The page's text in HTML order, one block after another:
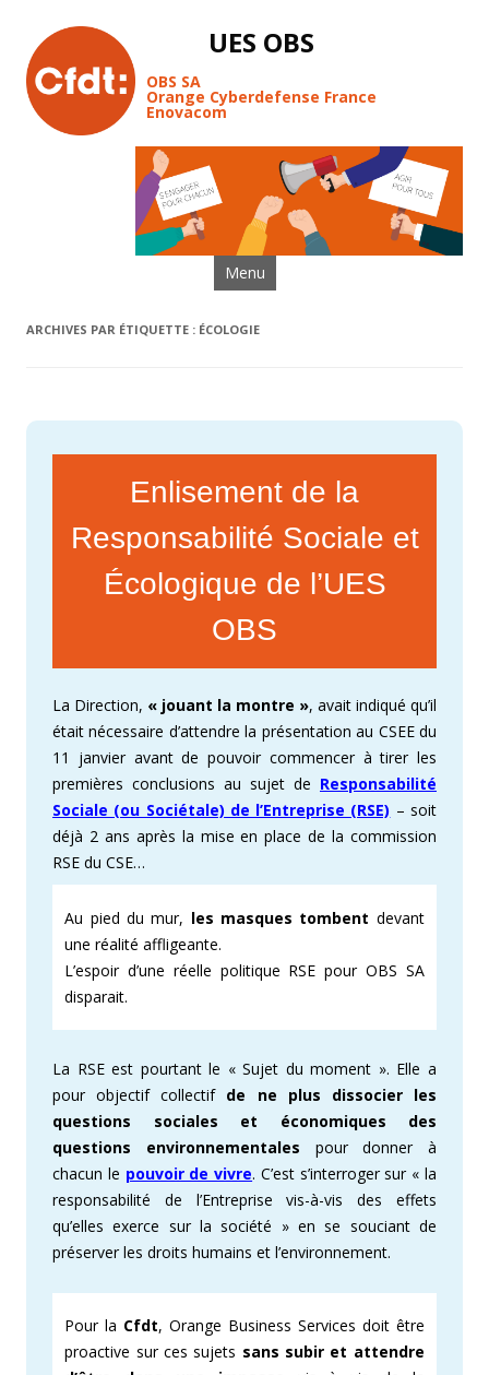
UES OBS
OBS SA
Orange Cyberdefense France
Enovacom
Menu Aller au contenu
ARCHIVES PAR ÉTIQUETTE : ÉCOLOGIE
Enlisement de la
Responsabilité Sociale et
Écologique de l’UES
OBS
La Direction, « jouant la montre », avait indiqué qu’il
était nécessaire d’attendre la présentation au CSEE du
11 janvier avant de pouvoir commencer à tirer les
premières conclusions au sujet de Responsabilité
Sociale (ou Sociétale) de l’Entreprise (RSE) – soit
déjà 2 ans après la mise en place de la commission
RSE du CSE…
Au pied du mur, les masques tombent devant
une réalité affligeante.
L’espoir d’une réelle politique RSE pour OBS SA
disparait.
La RSE est pourtant le « Sujet du moment ». Elle a
pour objectif collectif de ne plus dissocier les
questions sociales et économiques des
questions environnementales pour donner à
chacun le pouvoir de vivre. C’est s’interroger sur « la
responsabilité de l’Entreprise vis-à-vis des effets
qu’elles exerce sur la société » en se souciant de
préserver les droits humains et l’environnement.
Pour la Cfdt, Orange Business Services doit être
proactive sur ces sujets sans subir et attendre